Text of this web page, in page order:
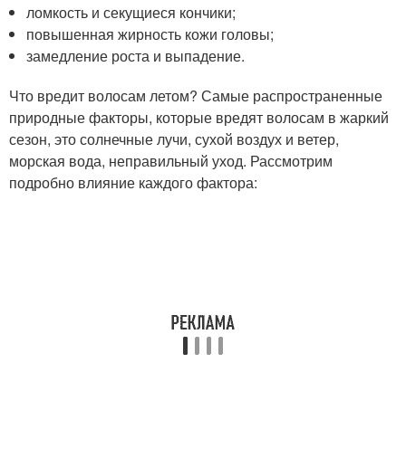
ломкость и секущиеся кончики;
повышенная жирность кожи головы;
замедление роста и выпадение.
Что вредит волосам летом? Самые распространенные
природные факторы, которые вредят волосам в жаркий
сезон, это солнечные лучи, сухой воздух и ветер,
морская вода, неправильный уход. Рассмотрим
подробно влияние каждого фактора: